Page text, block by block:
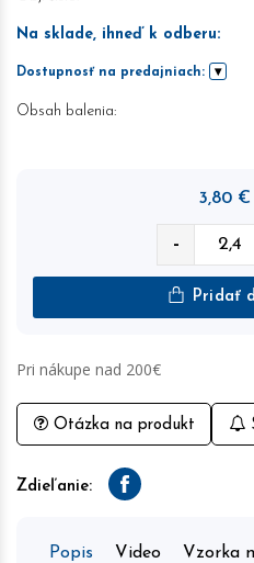
Na sklade, ihneď k odberu:
Dostupnosť na predajniach:
Obsah balenia:
3,80 €
-
Pridať
Pri nákupe nad 200€
Otázka na produkt
Zdieľanie: Facebook
Popis Video Vzorka